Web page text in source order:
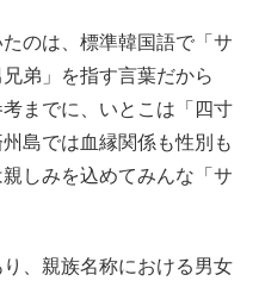
のは、標準韓国語で「サ
弟」を指す言葉だから
までに、いとこは「四寸
島では血縁関係も性別も
しみを込めてみんな「サ
、親族名称における男女